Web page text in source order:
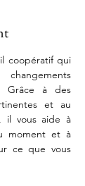
coopératif qui
Grâce à des
et au
il vous aide à
moment et à
ce que vous